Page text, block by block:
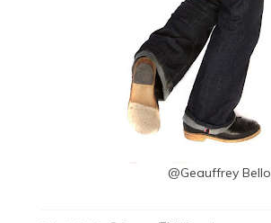
@Geauffrey Bello